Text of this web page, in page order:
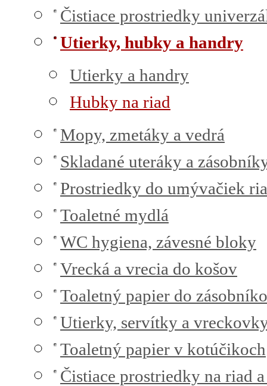
Čistiace prostriedky
Utierky, hubky a handry
Utierky a handry
Hubky na riad
Mopy, zmetáky a vedrá
Skladané uteráky a
Prostriedky do umývačiek
Toaletné mydlá
WC hygiena, závesné bloky
Vrecká a vrecia do košov
Toaletný papier do
Utierky, servítky a
Toaletný papier v kotúčikoch
Čistiace prostriedky na riad